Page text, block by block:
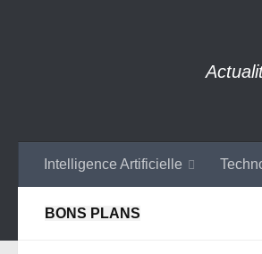
Intelligence Artificielle
BONS PLANS